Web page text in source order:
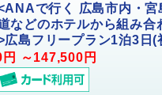
で行く 広島市内・宮
などのホテルから組み合
広島フリープラン1泊3日(
～147,500円